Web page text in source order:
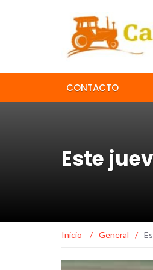
CONTACTO
Este
Inicio / General /